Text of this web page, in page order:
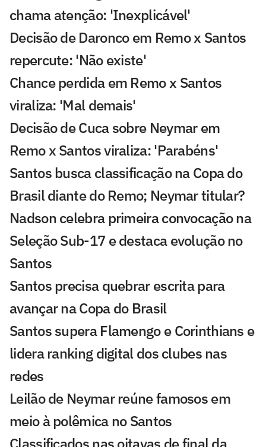
chama atenção: 'Inexplicável'
Decisão de Daronco em Remo x Santos
repercute: 'Não existe'
Chance perdida em Remo x Santos
viraliza: 'Mal demais'
Decisão de Cuca sobre Neymar em
Remo x Santos viraliza: 'Parabéns'
Santos busca classificação na Copa do
Brasil diante do Remo; Neymar titular?
Nadson celebra primeira convocação na
Seleção Sub-17 e destaca evolução no
Santos
Santos precisa quebrar escrita para
avançar na Copa do Brasil
Santos supera Flamengo e Corinthians e
lidera ranking digital dos clubes nas
redes
Leilão de Neymar reúne famosos em
meio à polêmica no Santos